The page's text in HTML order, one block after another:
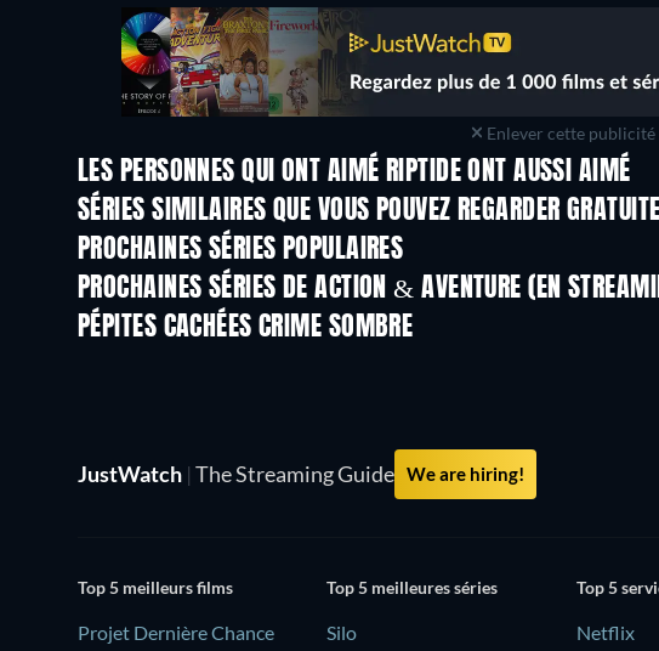
Enlever cette publicité
LES PERSONNES QUI ONT AIMÉ RIPTIDE ONT AUSSI AIMÉ
Série
SÉRIES SIMILAIRES QUE VOUS POUVEZ REGARDER
Série Série
PROCHAINES SÉRIES POPULAIRES
Série
PROCHAINES SÉRIES DE ACTION & AVENTURE (EN
Saison 2 Saison 2
PÉPITES CACHÉES CRIME SOMBRE
Série
JustWatch | The Streaming Guide We are hiring!
Top 5 meilleurs films
Projet Dernière Chance
Top 5 meilleures séries
Silo
Top 5
Netflix